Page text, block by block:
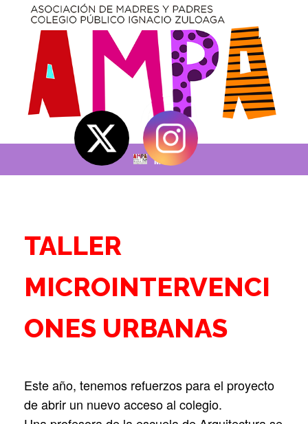
Menú
TALLER
MICROINTERVENCI
ONES URBANAS
Este año, tenemos refuerzos para el proyecto
de abrir un nuevo acceso al colegio.